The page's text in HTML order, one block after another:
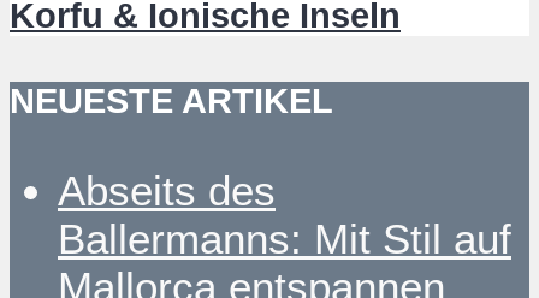
Korfu & Ionische Inseln
NEUESTE ARTIKEL
Abseits des
Ballermanns: Mit Stil auf
Mallorca entspannen